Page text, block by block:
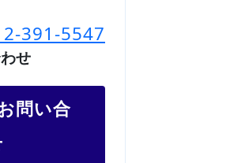
391-5547
せ
問い合